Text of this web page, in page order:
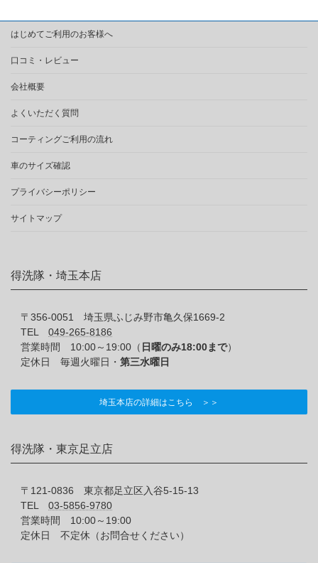
はじめてご利用のお客様へ
口コミ・レビュー
会社概要
よくいただく質問
コーティングご利用の流れ
車のサイズ確認
プライバシーポリシー
サイトマップ
得洗隊・埼玉本店
〒356-0051 埼玉県ふじみ野市亀久保1669-2
TEL 049-265-8186
営業時間 10:00～19:00（ 日曜のみ18:00まで）
定休日 毎週火曜日・ 第三水曜日
埼玉本店の詳細はこちら ＞＞
得洗隊・東京足立店
〒121-0836 東京都足立区入谷5-15-13
TEL 03-5856-9780
営業時間 10:00～19:00
定休日 不定休（お問合せください）